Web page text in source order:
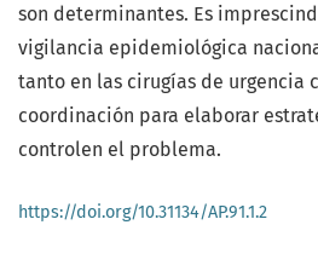
son determinantes. Es
vigilancia epidemiológica
tanto en las cirugías de urgencia
coordinación para elaborar
controlen el problema.
https://doi.org/10.31134/AP.91.1.2